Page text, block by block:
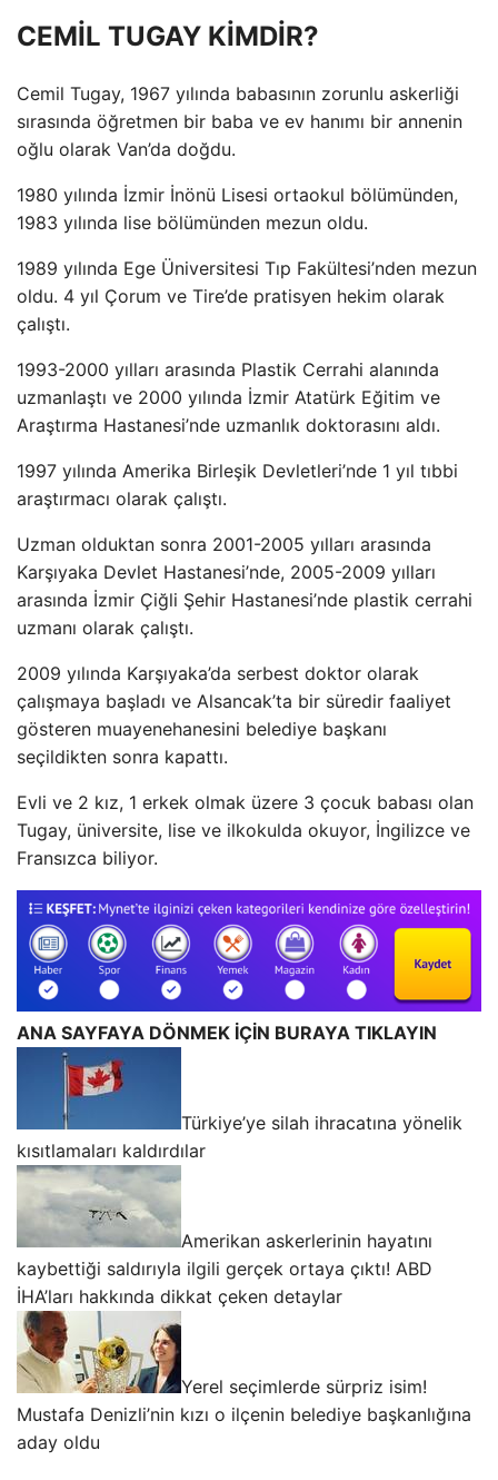
CEMİL TUGAY KİMDİR?
Cemil Tugay, 1967 yılında babasının zorunlu askerliği
sırasında öğretmen bir baba ve ev hanımı bir annenin
oğlu olarak Van’da doğdu.
1980 yılında İzmir İnönü Lisesi ortaokul bölümünden,
1983 yılında lise bölümünden mezun oldu.
1989 yılında Ege Üniversitesi Tıp Fakültesi’nden mezun
oldu. 4 yıl Çorum ve Tire’de pratisyen hekim olarak
çalıştı.
1993-2000 yılları arasında Plastik Cerrahi alanında
uzmanlaştı ve 2000 yılında İzmir Atatürk Eğitim ve
Araştırma Hastanesi’nde uzmanlık doktorasını aldı.
1997 yılında Amerika Birleşik Devletleri’nde 1 yıl tıbbi
araştırmacı olarak çalıştı.
Uzman olduktan sonra 2001-2005 yılları arasında
Karşıyaka Devlet Hastanesi’nde, 2005-2009 yılları
arasında İzmir Çiğli Şehir Hastanesi’nde plastik cerrahi
uzmanı olarak çalıştı.
2009 yılında Karşıyaka’da serbest doktor olarak
çalışmaya başladı ve Alsancak’ta bir süredir faaliyet
gösteren muayenehanesini belediye başkanı
seçildikten sonra kapattı.
Evli ve 2 kız, 1 erkek olmak üzere 3 çocuk babası olan
Tugay, üniversite, lise ve ilkokulda okuyor, İngilizce ve
Fransızca biliyor.
ANA SAYFAYA DÖNMEK İÇİN BURAYA TIKLAYIN
Türkiye’ye silah ihracatına yönelik
kısıtlamaları kaldırdılar
Amerikan askerlerinin hayatını
kaybettiği saldırıyla ilgili gerçek ortaya çıktı! ABD
İHA’ları hakkında dikkat çeken detaylar
Yerel seçimlerde sürpriz isim!
Mustafa Denizli’nin kızı o ilçenin belediye başkanlığına
aday oldu